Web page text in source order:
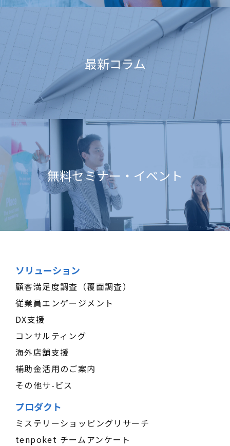
最新コラム
無料セミナー・イベント
ソリューション
顧客満足度調査（覆面調査）
従業員エンゲージメント
DX支援
コンサルティング
海外店舗支援
補助金活用のご案内
その他サ-ビス
プロダクト
ミステリーショッピングリサーチ
tenpoket チームアンケート